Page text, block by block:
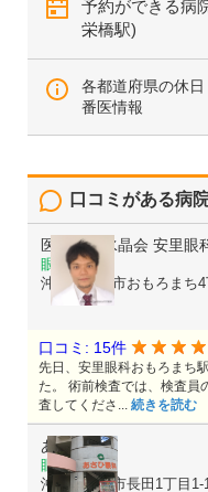
予約ができる病
栄橋駅)
各都道府県の休
番医情報
口コミがある病
医療法人水晶会 安里眼
眼科
沖縄県那覇市おもろまち
口コミ: 15件
先日、安里眼科おもろまち
た。 術前検査では、検査員
査してくださ... 続きを読む
あさひ眼科
眼科
沖縄県那覇市長田1丁目1-